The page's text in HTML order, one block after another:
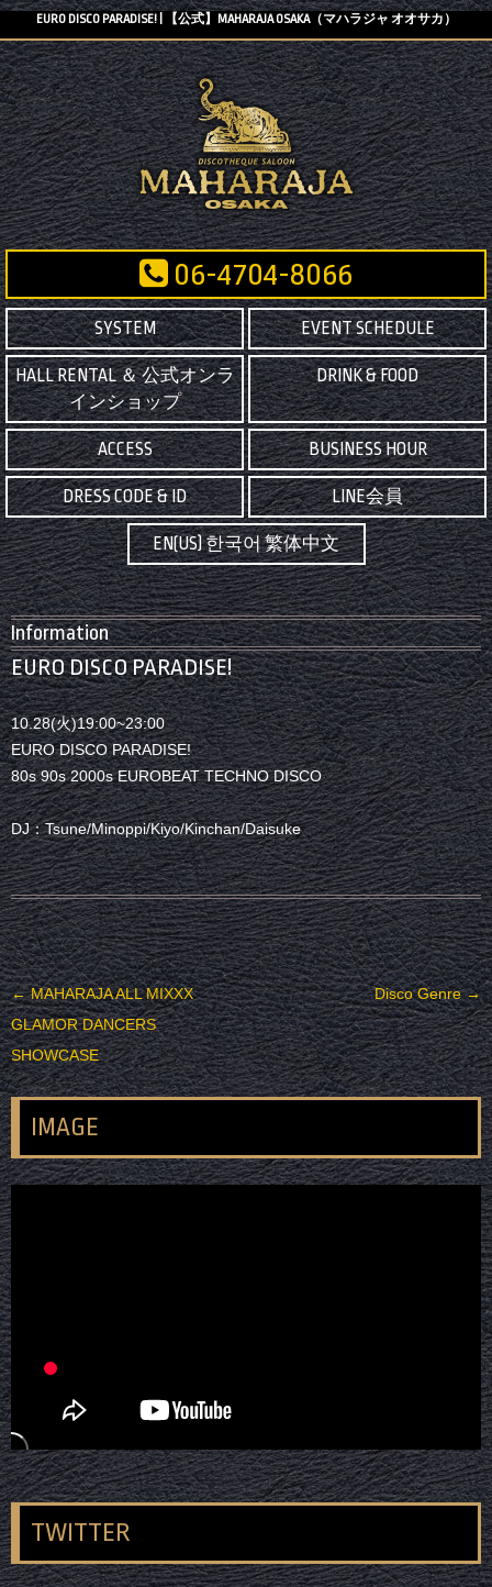
EURO DISCO PARADISE! | 【公式】MAHARAJA OSAKA（マハラジャ オオサカ）
06-4704-8066
SYSTEM EVENT SCHEDULE
HALL RENTAL ＆ 公式オンラ
インショップ
DRINK & FOOD
ACCESS BUSINESS HOUR
DRESS CODE & ID LINE会員
EN(US) 한국어 繁体中文
Information
EURO DISCO PARADISE!
10.28(火)19:00~23:00
EURO DISCO PARADISE!
80s 90s 2000s EUROBEAT TECHNO DISCO
DJ：Tsune/Minoppi/Kiyo/Kinchan/Daisuke
投稿ナビゲーション
←MAHARAJA ALL MIXXX
GLAMOR DANCERS
SHOWCASE
Disco Genre→
IMAGE
TWITTER